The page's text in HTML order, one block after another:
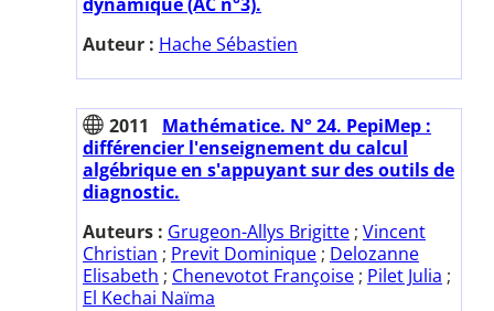
Auteur : Hache Sébastien
2011
Mathématice. N° 24. PepiMep :
différencier l'enseignement du calcul
algébrique en s'appuyant sur des outils de
diagnostic.
Auteurs : Grugeon-Allys Brigitte ; Vincent
Christian ; Previt Dominique ; Delozanne
Elisabeth ; Chenevotot Françoise ; Pilet Julia ;
El Kechai Naïma